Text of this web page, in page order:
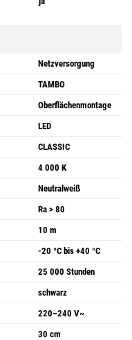
Netzversorgung
TAMBO
Oberflächenmontage
LED
CLASSIC
4 000 K
Neutralweiß
Ra > 80
10 m
-20 °C bis +40 °C
25 000 Stunden
schwarz
220–240 V~
30 cm